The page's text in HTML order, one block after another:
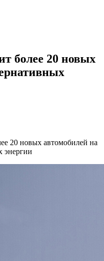
более 20 новых
20 новых автомобилей на
энергии